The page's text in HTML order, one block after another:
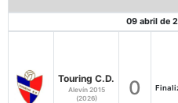
09 abril de
Touring C.D.
Alevín 2015
(2026)
0